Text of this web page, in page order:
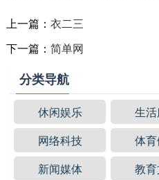
上一篇： 衣二三
下一篇： 简单网
分类导航
休闲娱乐 生
网络科技
体
新闻媒体
教